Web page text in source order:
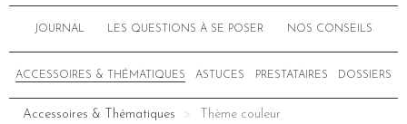
JOURNAL LES QUESTIONS À SE POSER NOS CONSEILS
ACCESSOIRES & THÉMATIQUES ASTUCES PRESTATAIRES DOSSIERS
Accessoires & Thématiques Thème couleur